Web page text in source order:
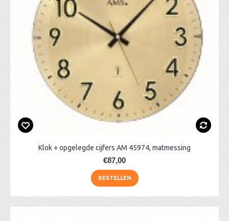
Klok + opgelegde cijfers AM 45974, matmessing
€87,00
BESTELLEN